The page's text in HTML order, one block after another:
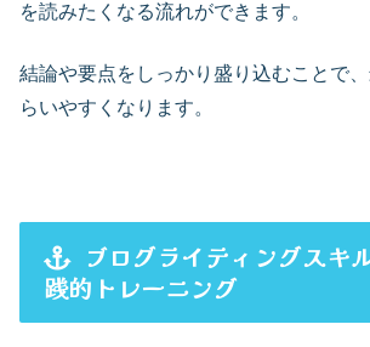
を読みたくなる流れができます。
結論や要点をしっかり盛り込むことで
らいやすくなります。
ブログライティングスキ
践的トレーニング